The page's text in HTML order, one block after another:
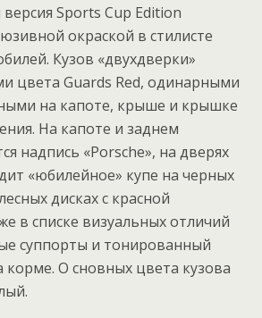
Sports Cup Edition
окраской в стилисте
Кузов «двухдверки»
цвета Guards Red, одинарными
на капоте, крыше и крышке
На капоте и заднем
надпись «Porsche», на дверях
«юбилейное» купе на черных
дисках с красной
в списке визуальных отличий
суппорты и тонированный
корме. О сновных цвета кузова